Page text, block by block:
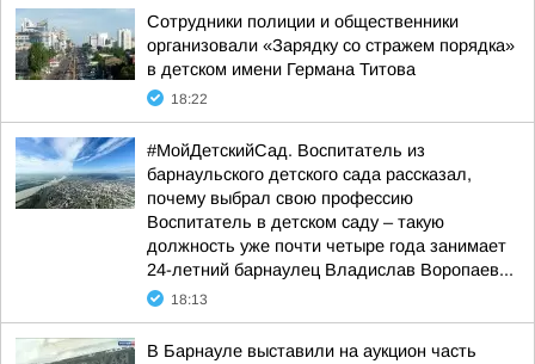
Сотрудники полиции и общественники
организовали «Зарядку со стражем порядка»
в детском имени Германа Титова
18:22
#МойДетскийСад. Воспитатель из
барнаульского детского сада рассказал,
почему выбрал свою профессию
Воспитатель в детском саду – такую
должность уже почти четыре года занимает
24-летний барнаулец Владислав Воропаев...
18:13
В Барнауле выставили на аукцион часть